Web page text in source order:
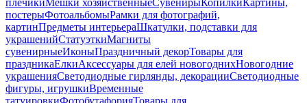
плечикиМешки хозяйственныеСувенирыКопилкиКартины,
постерыФотоальбомыРамки для фотографий,
картинПредметы интерьераШкатулки, подставки для
украшенийСтатуэткиМагниты
сувенирныеИконыПраздничный декорТовары для
праздникаЕлкиАксессуары для елей новогоднихНовогодние
украшенияСветодиодные гирлянды, декорацииСветодиодные
фигуры, игрушкиВременные
татуировкиФотобутафорияТовары для